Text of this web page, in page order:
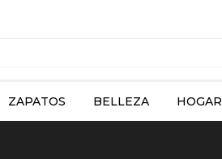
ZAPATOS BELLEZA HOGAR